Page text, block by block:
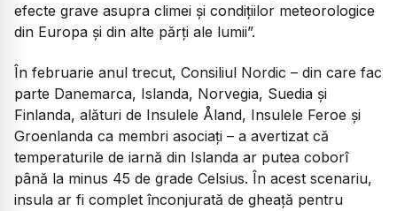
efecte grave asupra climei și condițiilor meteorologice
din Europa și din alte părți ale lumii”.
În februarie anul trecut, Consiliul Nordic – din care fac
parte Danemarca, Islanda, Norvegia, Suedia și
Finlanda, alături de Insulele Åland, Insulele Feroe și
Groenlanda ca membri asociați – a avertizat că
temperaturile de iarnă din Islanda ar putea coborî
până la minus 45 de grade Celsius. În acest scenariu,
insula ar fi complet înconjurată de gheață pentru